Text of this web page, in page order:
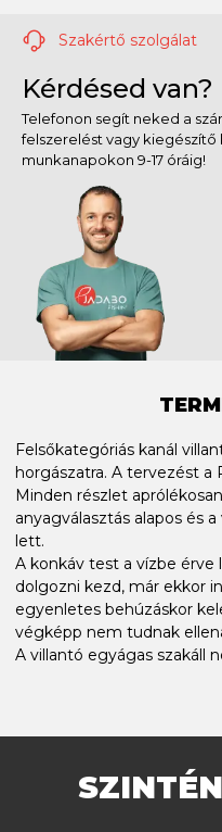
Szakértő szolgálat
Kérdésed
Telefonon segít neked a
felszerelést vagy
munkanapokon 9-17 óráig!
Felsőkategóriás kanál
horgászatra. A tervezést a
Minden részlet
anyagválasztás alapos és
lett.
A konkáv test a vízbe érve
dolgozni kezd, már ekkor
egyenletes behúzáskor
végképp nem tudnak
A villantó egyágas szakáll